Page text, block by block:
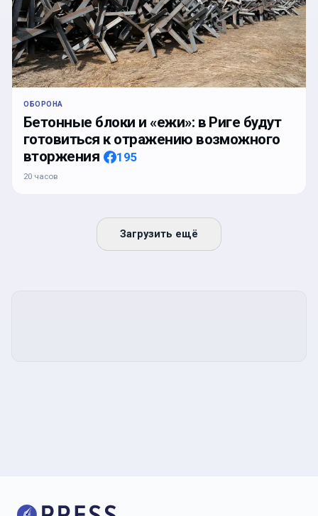
ОБОРОНА
Бетонные блоки и «ежи»: в Риге будут
готовиться к отражению возможного
вторжения
195
20 часов
Загрузить ещё